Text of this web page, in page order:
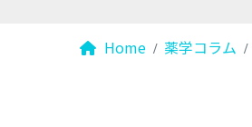
Home 薬学コラム